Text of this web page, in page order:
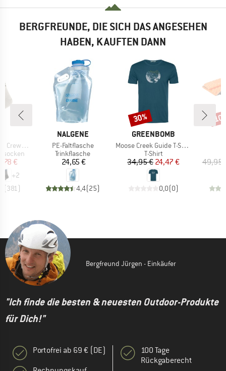
BERGFREUNDE, DIE SICH DAS ANGESEHEN
HABEN, KAUFTEN DANN
Socks
Preis
€
+2
(381)
MARKE
NALGENE
Artikel
PE-Faltflasche
Produktgruppe
Trinkflasche
Preis
24,65 €
4,4(25)
MARKE
GREENBOMB
Artikel
Moose Creek Guide T-Shirt
Produktgruppe
T-Shirt
Preis
34,95 €reduzierter Preis
24,47 €
0,0(0)
Rabatt
30%
49,95
Bergfreund Jürgen - Einkäufer
"Ich finde die besten & neuesten Outdoor-Produkte
für Dich!"
Portofrei ab 69 € (DE)
100 Tage
Rückgaberecht